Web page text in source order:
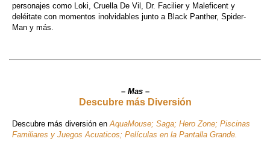
personajes como Loki, Cruella De Vil, Dr. Facilier y Maleficent y
deléitate con momentos inolvidables junto a Black Panther, Spider-
Man y más.
– Mas–
Descubre más Diversión
Descubre más diversión en AquaMouse; Saga; Hero Zone; Piscinas
Familiares y Juegos Acuaticos; Películas en la Pantalla Grande.